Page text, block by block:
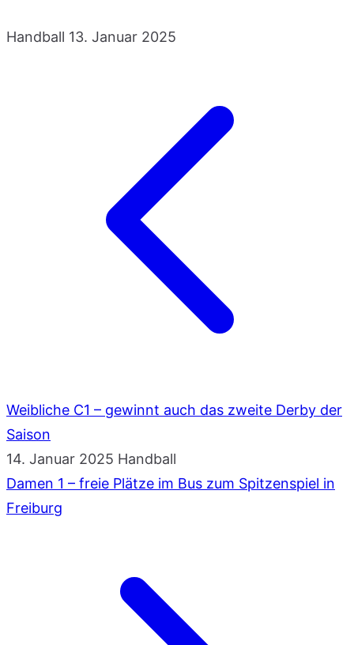
Handball 13. Januar 2025
Weibliche C1 – gewinnt auch das zweite Derby der
Saison
14. Januar 2025 Handball
Damen 1 – freie Plätze im Bus zum Spitzenspiel in
Freiburg